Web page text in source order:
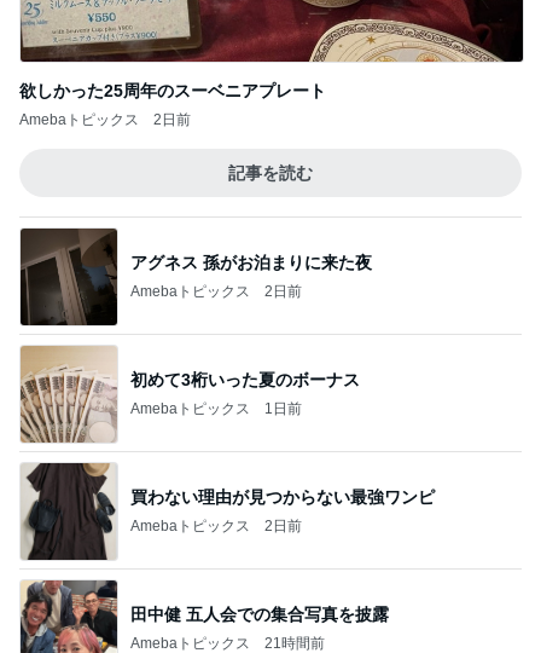
欲しかった25周年のスーベニアプレート
Amebaトピックス 2日前
記事を読む
アグネス 孫がお泊まりに来た夜
Amebaトピックス 2日前
初めて3桁いった夏のボーナス
Amebaトピックス 1日前
買わない理由が見つからない最強ワンピ
Amebaトピックス 2日前
田中健 五人会での集合写真を披露
Amebaトピックス 21時間前